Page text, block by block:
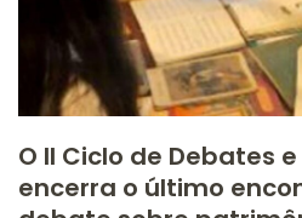
O II Ciclo de Debates
encerra o último